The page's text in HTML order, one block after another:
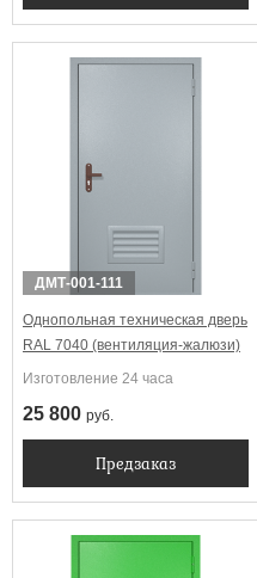
ДМТ-001-111
Однопольная техническая дверь
RAL 7040 (вентиляция-жалюзи)
Изготовление 24 часа
25 800 руб.
Предзаказ